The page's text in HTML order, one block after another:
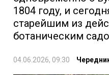
1804 году, и
старейшим из
ботаническим
04.06.2026, 09:30